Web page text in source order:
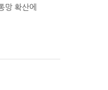
망 확산에